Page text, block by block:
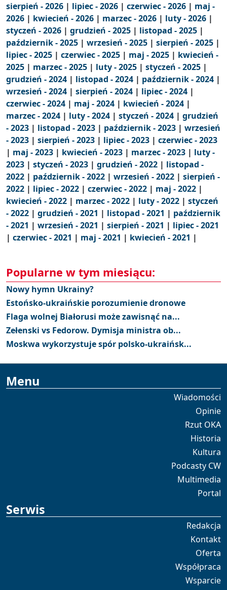
sierpień - 2026 | lipiec - 2026 | czerwiec - 2026 | maj -
2026 | kwiecień - 2026 | marzec - 2026 | luty - 2026 |
styczeń - 2026 | grudzień - 2025 | listopad - 2025 |
październik - 2025 | wrzesień - 2025 | sierpień - 2025 |
lipiec - 2025 | czerwiec - 2025 | maj - 2025 | kwiecień -
2025 | marzec - 2025 | luty - 2025 | styczeń - 2025 |
grudzień - 2024 | listopad - 2024 | październik - 2024 |
wrzesień - 2024 | sierpień - 2024 | lipiec - 2024 |
czerwiec - 2024 | maj - 2024 | kwiecień - 2024 |
marzec - 2024 | luty - 2024 | styczeń - 2024 | grudzień
- 2023 | listopad - 2023 | październik - 2023 | wrzesień
- 2023 | sierpień - 2023 | lipiec - 2023 | czerwiec - 2023
| maj - 2023 | kwiecień - 2023 | marzec - 2023 | luty -
2023 | styczeń - 2023 | grudzień - 2022 | listopad -
2022 | październik - 2022 | wrzesień - 2022 | sierpień -
2022 | lipiec - 2022 | czerwiec - 2022 | maj - 2022 |
kwiecień - 2022 | marzec - 2022 | luty - 2022 | styczeń
- 2022 | grudzień - 2021 | listopad - 2021 | październik
- 2021 | wrzesień - 2021 | sierpień - 2021 | lipiec - 2021
| czerwiec - 2021 | maj - 2021 | kwiecień - 2021 |
Popularne w tym miesiącu:
Nowy hymn Ukrainy?
Estońsko-ukraińskie porozumienie dronowe
Flaga wolnej Białorusi może zawisnąć na...
Zełenski vs Fedorow. Dymisja ministra ob...
Moskwa wykorzystuje spór polsko-ukraińsk...
Menu
Wiadomości
Opinie
Rzut OKA
Historia
Kultura
Podcasty CW
Multimedia
Portal
Serwis
Redakcja
Kontakt
Oferta
Współpraca
Wsparcie